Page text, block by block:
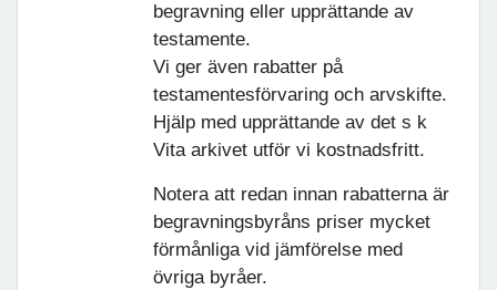
begravning eller upprättande av
testamente.
Vi ger även rabatter på
testamentesförvaring och arvskifte.
Hjälp med upprättande av det s k
Vita arkivet utför vi kostnadsfritt.
Notera att redan innan rabatterna är
begravningsbyråns priser mycket
förmånliga vid jämförelse med
övriga byråer.